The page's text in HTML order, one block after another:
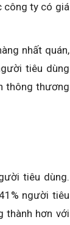
công ty có giá
nhất quán,
tiêu dùng
thông thương
tiêu dùng.
người tiêu
thành hơn với